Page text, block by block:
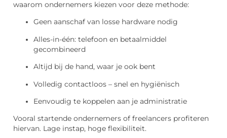
waarom ondernemers kiezen voor deze methode:
Geen aanschaf van losse hardware nodig
Alles-in-één: telefoon en betaalmiddel
gecombineerd
Altijd bij de hand, waar je ook bent
Volledig contactloos – snel en hygiënisch
Eenvoudig te koppelen aan je administratie
Vooral startende ondernemers of freelancers profiteren
hiervan. Lage instap, hoge flexibiliteit.